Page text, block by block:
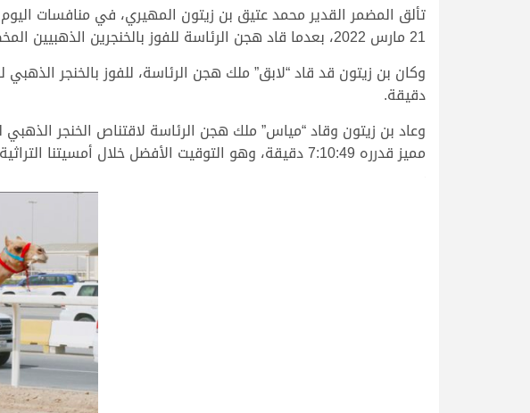
تألق المضمر القدير محمد عتيق بن زيتون المهيري، في منافسات
21 مارس 2022، بعدما قاد هجن الرئاسة للفوز بالخنجرين الذهبيين المخصصين للقايا قعدان مفتوح وعمانيات.
دقيقة.
وعاد بن زيتون وقاد “مياس” ملك هجن الرئاسة لاقتناص الخنجر
مميز قدرره 7:10:49 دقيقة، وهو التوقيت الأفضل خلال أمسيتنا التراثية المميزة اليوم.